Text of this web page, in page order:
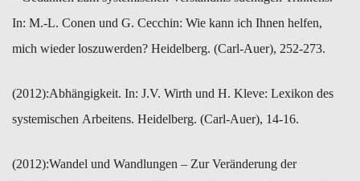
In: M.-​L. Conen und G. Cecchin: Wie kann ich Ihnen helfen,
mich wieder ​loszuwerden? Heidelberg. (Carl-Auer), 252-273.
(2012):​Abhängigkeit. In: J.V. Wirth und H. Kleve: Lexikon des
systemischen Arbeitens. Heidelberg. (Carl-Auer), 14-16.
(2012):​Wandel und Wandlungen – Zur Veränderung der